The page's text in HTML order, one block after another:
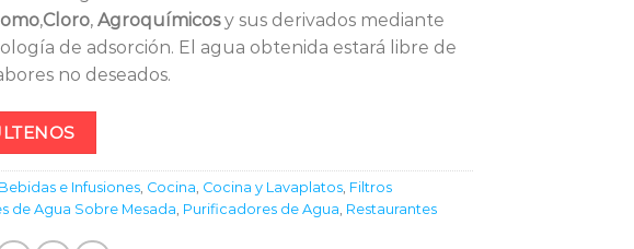
,Cloro, Agroquímicosy sus derivados mediante
de adsorción. El agua obtenida estará libre de
no deseados.
Bebidas e Infusiones, Cocina, Cocina y Lavaplatos, Filtros
de Agua Sobre Mesada, Purificadores de Agua, Restaurantes